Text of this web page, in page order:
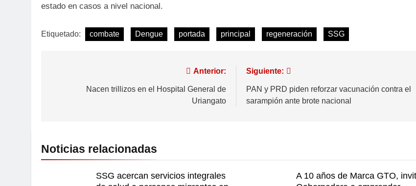
estado en casos a nivel nacional.
Etiquetado: combate Dengue portada principal regeneración SSG
Anterior:
Nacen trillizos en el Hospital General de
Uriangato
Siguiente:
PAN y PRD piden reforzar vacunación contra el
sarampión ante brote nacional
Noticias relacionadas
SSG acercan servicios integrales
A 10 años de Marca GTO,